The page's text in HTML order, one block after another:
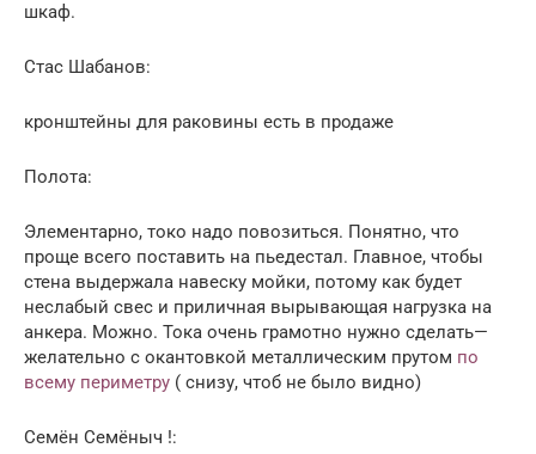
шкаф.
Стас Шабанов:
кронштейны для раковины есть в продаже
Полота:
Элементарно, токо надо повозиться. Понятно, что
проще всего поставить на пьедестал. Главное, чтобы
стена выдержала навеску мойки, потому как будет
неслабый свес и приличная вырывающая нагрузка на
анкера. Можно. Тока очень грамотно нужно сделать—
желательно с окантовкой металлическим прутом по
всему периметру ( снизу, чтоб не было видно)
Семён Семёныч !: